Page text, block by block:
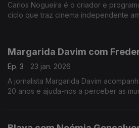
Carlos Nogueira é o criador e
ciclo que traz cinema independente
Margarida Davim com
Ep. 3
23 jan. 2026
A jornalista Margarida Davim
20 anos e ajuda-nos a perceber as